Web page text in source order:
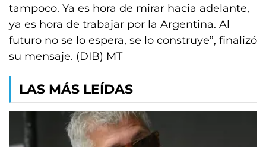
tampoco. Ya es hora de mirar hacia adelante,
ya es hora de trabajar por la Argentina. Al
futuro no se lo espera, se lo construye”, finalizó
su mensaje. (DIB) MT
LAS MÁS LEÍDAS